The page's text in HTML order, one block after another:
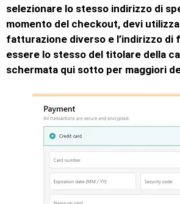
selezionare lo stesso indirizzo di
momento del checkout, devi
fatturazione diverso e l’indirizzo di
essere lo stesso del titolare della
schermata qui sotto per maggiori